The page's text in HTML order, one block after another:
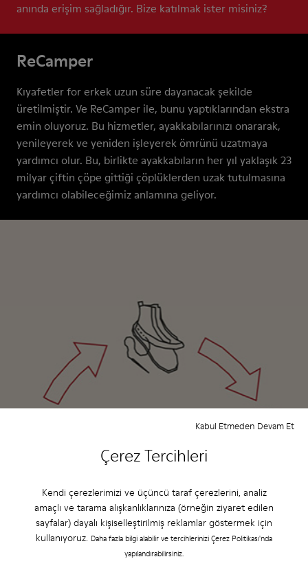
Çerez Tercihleri
Kendi çerezlerimizi ve üçüncü taraf çerezlerini, analiz
amaçlı ve tarama alışkanlıklarınıza (örneğin ziyaret edilen
sayfalar) dayalı kişiselleştirilmiş reklamlar göstermek için
kullanıyoruz. Daha fazla bilgi alabilir ve tercihlerinizi Çerez Politikası'nda
yapılandırabilirsiniz.
Kabul Etmeden Devam Et
anında erişim sağladığır. Bize katılmak ister misiniz?
ReCamper
Kıyafetler for erkek uzun süre dayanacak şekilde
üretilmiştir. Ve ReCamper ile, bunu yaptıklarından ekstra
emin oluyoruz. Bu hizmetler, ayakkabılarınızı onararak,
yenileyerek ve yeniden işleyerek ömrünü uzatmaya
yardımcı olur. Bu, birlikte ayakkabıların her yıl yaklaşık 23
milyar çiftin çöpe gittiği çöplüklerden uzak tutulmasına
yardımcı olabileceğimiz anlamına geliyor.